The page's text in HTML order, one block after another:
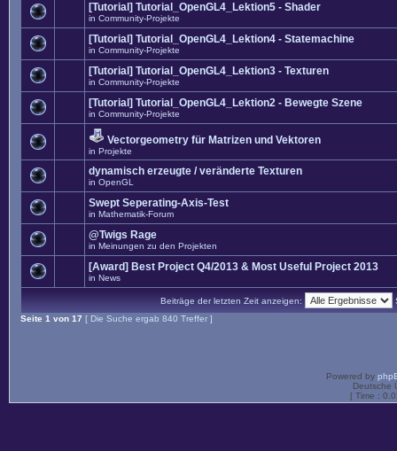
[Tutorial] Tutorial_OpenGL4_Lektion5 - Shader
in Community-Projekte
[Tutorial] Tutorial_OpenGL4_Lektion4 - Statemachine
in Community-Projekte
[Tutorial] Tutorial_OpenGL4_Lektion3 - Texturen
in Community-Projekte
[Tutorial] Tutorial_OpenGL4_Lektion2 - Bewegte Szene
in Community-Projekte
Vectorgeometry für Matrizen und Vektoren
in Projekte
dynamisch erzeugte / veränderte Texturen
in OpenGL
Swept Seperating-Axis-Test
in Mathematik-Forum
@Twigs Rage
in Meinungen zu den Projekten
[Award] Best Project Q4/2013 & Most Useful Project 2013
in News
Beiträge der letzten Zeit anzeigen:
Seite 1 von 17 [ Die Suche ergab 840 Treffer ]
Powered by
Deutsche
[ Time :